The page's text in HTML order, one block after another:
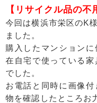
【リサイクル品の不
今回は横浜市栄区のK
ました。
購入したマンション
在自宅で使っている
でした。
お電話と同時に画像
物を確認したところお